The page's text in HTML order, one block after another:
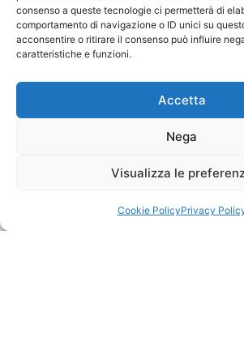
consenso a queste tecnologie ci permetterà di
comportamento di navigazione o ID unici su
acconsentire o ritirare il consenso può influire
caratteristiche e funzioni.
Accetta
Nega
Visualizza le
Cookie PolicyPrivacy
Chiedi Informazioni